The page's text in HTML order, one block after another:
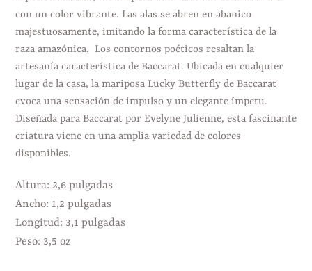
producto
a
tu
carrito
de
compra
con un color vibrante. Las alas se abren en abanico
majestuosamente, imitando la forma característica de la
raza amazónica. Los contornos poéticos resaltan la
artesanía característica de Baccarat. Ubicada en cualquier
lugar de la casa, la mariposa Lucky Butterfly de Baccarat
evoca una sensación de impulso y un elegante ímpetu.
Diseñada para Baccarat por Evelyne Julienne, esta fascinante
criatura viene en una amplia variedad de colores
disponibles.
Altura: 2,6 pulgadas
Ancho: 1,2 pulgadas
Longitud: 3,1 pulgadas
Peso: 3,5 oz